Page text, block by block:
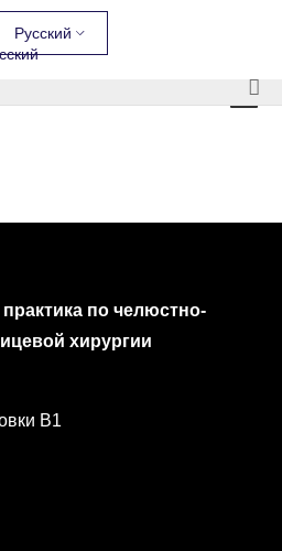
Русский
по челюстно-
хирургии
B1